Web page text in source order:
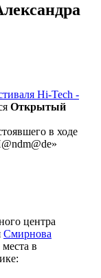
Hi-Tech -
Открытый
в ходе
центра
Смирнова
в